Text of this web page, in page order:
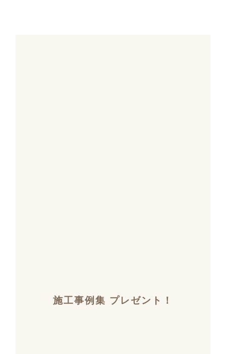
施工事例集 プレゼント！